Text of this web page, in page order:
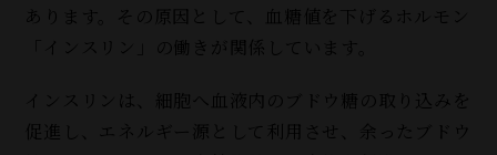
あります。その原因として、血糖値を下げるホルモン
「インスリン」の働きが関係しています。
インスリンは、細胞へ血液内のブドウ糖の取り込みを
促進し、エネルギー源として利用させ、余ったブドウ